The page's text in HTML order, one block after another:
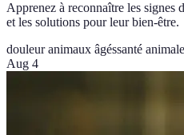
Apprenez à reconnaître les signes
et les solutions pour leur bien-être.
douleur animaux âgéssanté animale
Aug 4